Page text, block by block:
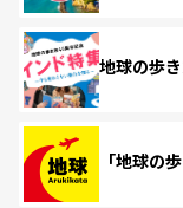
地球の歩
「地球の